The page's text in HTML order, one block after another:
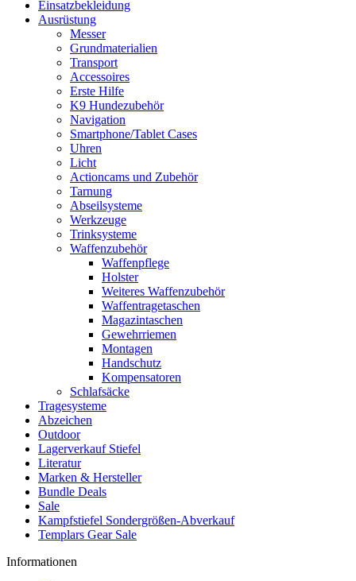
Einsatzbekleidung
Ausrüstung
Messer
Grundmaterialien
Transport
Accessoires
Erste Hilfe
K9 Hundezubehör
Navigation
Smartphone/Tablet Cases
Uhren
Licht
Actioncams und Zubehör
Tarnung
Abseilsysteme
Werkzeuge
Trinksysteme
Waffenzubehör
Waffenpflege
Holster
Weiteres Waffenzubehör
Waffentragetaschen
Magazintaschen
Gewehrriemen
Montagen
Handschutz
Kompensatoren
Schlafsäcke
Tragesysteme
Abzeichen
Outdoor
Lagerverkauf Stiefel
Literatur
Marken & Hersteller
Bundle Deals
Sale
Kampfstiefel Sondergrößen-Abverkauf
Templars Gear Sale
Informationen